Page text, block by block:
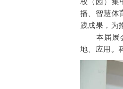
播、智慧体
践成果，为
本届展会
地、应用。